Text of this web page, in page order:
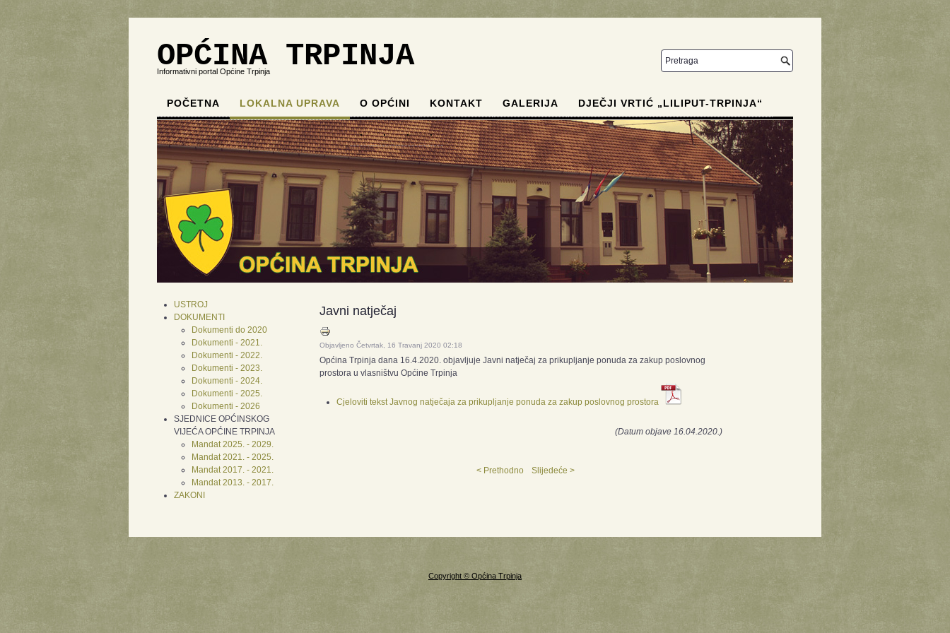
OPĆINA TRPINJA
Informativni portal Općine Trpinja
POČETNA LOKALNA UPRAVA O OPĆINI KONTAKT GALERIJA DJEČJI VRTIĆ „LILIPUT-TRPINJA“
. . . .
USTROJ
DOKUMENTI
Dokumenti do 2020
Dokumenti - 2021.
Dokumenti - 2022.
Dokumenti - 2023.
Dokumenti - 2024.
Dokumenti - 2025.
Dokumenti - 2026
SJEDNICE OPĆINSKOG
VIJEĆA OPĆINE TRPINJA
Mandat 2025. - 2029.
Mandat 2021. - 2025.
Mandat 2017. - 2021.
Mandat 2013. - 2017.
ZAKONI
Javni natječaj
Objavljeno Četvrtak, 16 Travanj 2020 02:18
Općina Trpinja dana 16.4.2020. objavljuje Javni natječaj za prikupljanje ponuda za zakup poslovnog
prostora u vlasništvu Općine Trpinja
Cjeloviti tekst Javnog natječaja za prikupljanje ponuda za zakup poslovnog prostora
(Datum objave 16.04.2020.)
< Prethodno Slijedeće >
Copyright © Općina Trpinja
Xvideos